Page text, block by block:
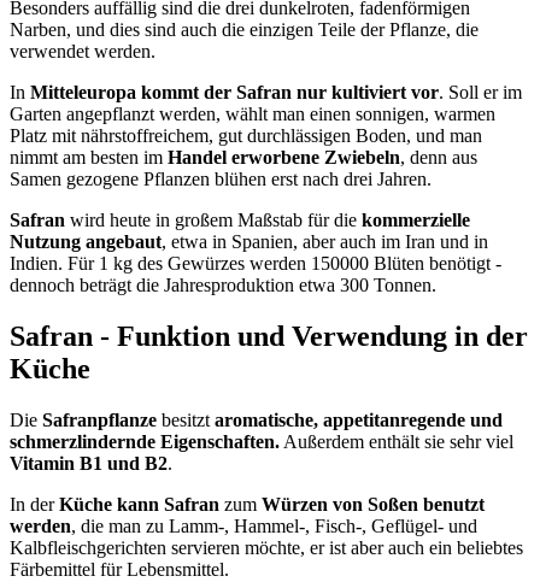
Besonders auffällig sind die drei dunkelroten, fadenförmigen
Narben, und dies sind auch die einzigen Teile der Pflanze, die
verwendet werden.
In Mitteleuropa kommt der Safran nur kultiviert vor. Soll er im
Garten angepflanzt werden, wählt man einen sonnigen, warmen
Platz mit nährstoffreichem, gut durchlässigen Boden, und man
nimmt am besten im Handel erworbene Zwiebeln, denn aus
Samen gezogene Pflanzen blühen erst nach drei Jahren.
Safran wird heute in großem Maßstab für die kommerzielle
Nutzung angebaut, etwa in Spanien, aber auch im Iran und in
Indien. Für 1 kg des Gewürzes werden 150000 Blüten benötigt -
dennoch beträgt die Jahresproduktion etwa 300 Tonnen.
Safran - Funktion und Verwendung in der
Küche
Die Safranpflanze besitzt aromatische, appetitanregende und
schmerzlindernde Eigenschaften. Außerdem enthält sie sehr viel
Vitamin B1 und B2.
In derKüche kann Safran zum Würzen von Soßen benutzt
werden, die man zu Lamm-, Hammel-, Fisch-, Geflügel- und
Kalbfleischgerichten servieren möchte, er ist aber auch ein beliebtes
Färbemittel für Lebensmittel.